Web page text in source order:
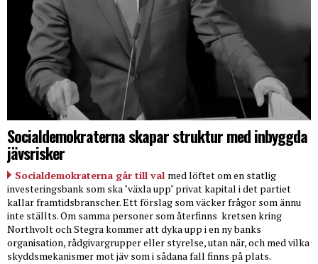
Socialdemokraterna skapar struktur med inbyggda
jävsrisker
Socialdemokraterna går till val med löftet om en statlig
investeringsbank som ska "växla upp" privat kapital i det partiet
kallar framtidsbranscher. Ett förslag som väcker frågor som ännu
inte ställts. Om samma personer som återfinns kretsen kring
Northvolt och Stegra kommer att dyka upp i en ny banks
organisation, rådgivargrupper eller styrelse, utan när, och med vilka
skyddsmekanismer mot jäv som i sådana fall finns på plats.